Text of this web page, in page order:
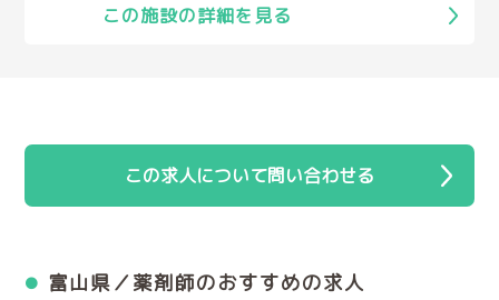
この施設の詳細を見る
この求人について問い合わせる
富山県／薬剤師のおすすめの求人